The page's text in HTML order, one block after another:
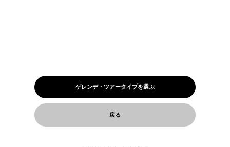
ゲレンデ・ツアータイプを選ぶ
戻る